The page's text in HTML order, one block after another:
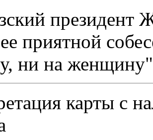
президент
приятной
ни на
карты с